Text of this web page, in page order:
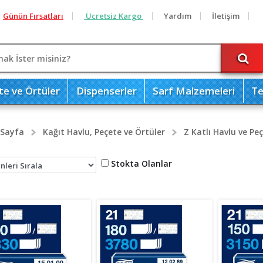
Günün Fırsatları Ücretsiz Kargo Yardım İletişim
ve Örtüler Dispenserler Sarf Malzemeleri
Kağıt Havlu, Peçete ve Örtüler Z Katlı Havlu ve
Stokta Olanlar